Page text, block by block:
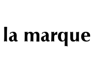
marque